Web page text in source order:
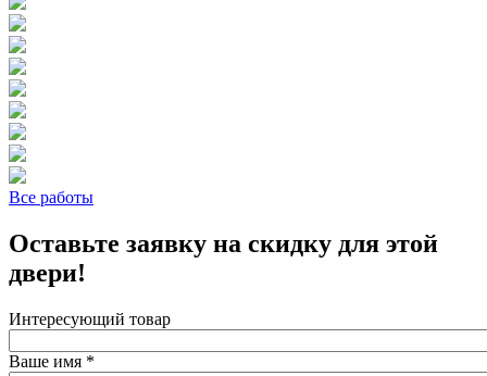
Все работы
Оставьте заявку на скидку для этой
двери!
Интересующий товар
Ваше имя *